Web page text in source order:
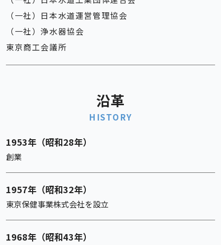
（一社）日本水道運営管理協会
（一社）浄水器協会
東京商工会議所
沿革
HISTORY
1953年（昭和28年）
創業
1957年（昭和32年）
東京保健事業株式会社を設立
1968年（昭和43年）